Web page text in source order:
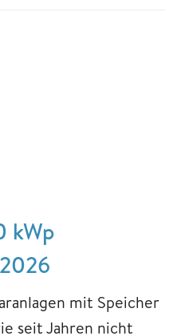
kWp
mit Speicher
seit Jahren nicht